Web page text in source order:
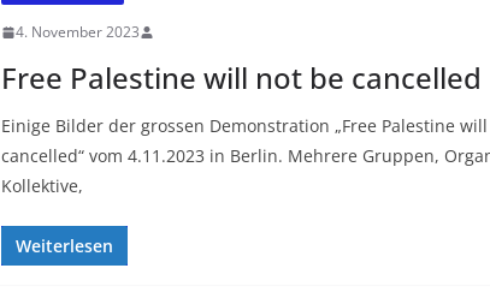
4. November 2023
Free Palestine will not be cancelled
Einige Bilder der grossen Demonstration „Free Palestine
cancelled“ vom 4.11.2023 in Berlin. Mehrere Gruppen,
Kollektive,
Weiterlesen